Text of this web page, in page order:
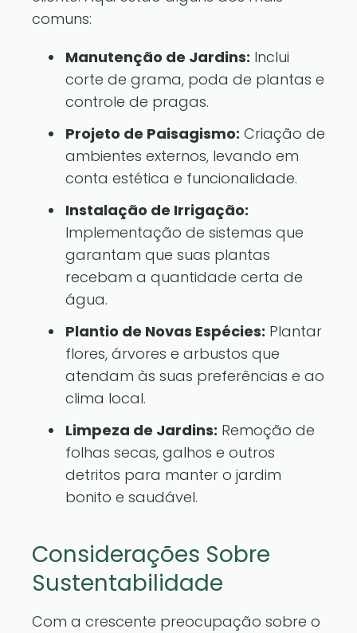
comuns:
Manutenção de Jardins: Inclui
corte de grama, poda de plantas e
controle de pragas.
Projeto de Paisagismo: Criação de
ambientes externos, levando em
conta estética e funcionalidade.
Instalação de Irrigação:
Implementação de sistemas que
garantam que suas plantas
recebam a quantidade certa de
água.
Plantio de Novas Espécies: Plantar
flores, árvores e arbustos que
atendam às suas preferências e ao
clima local.
Limpeza de Jardins: Remoção de
folhas secas, galhos e outros
detritos para manter o jardim
bonito e saudável.
Considerações Sobre
Sustentabilidade
Com a crescente preocupação sobre o